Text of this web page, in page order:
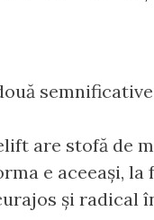
are stofă de
e aceeași,
și radical